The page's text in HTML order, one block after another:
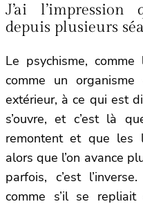
J’ai
depuis plusieurs
Le psychisme,
comme un
extérieur, à ce qui est
s’ouvre, et c’est là
remontent et que les
alors que l’on avance
parfois, c’est
comme s’il se